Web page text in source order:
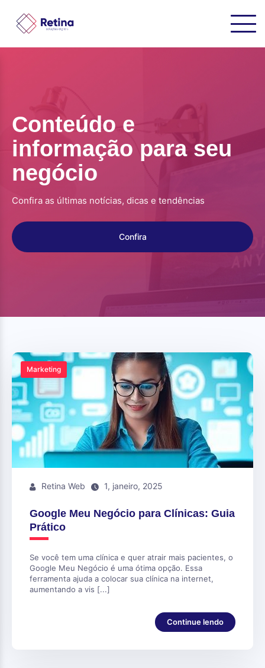
Conteúdo e
informação para seu
negócio
Confira as últimas notícias, dicas e tendências
Confira
Marketing
Retina Web 1, janeiro, 2025
Google Meu Negócio para Clínicas: Guia
Prático
Se você tem uma clínica e quer atrair mais pacientes, o
Google Meu Negócio é uma ótima opção. Essa
ferramenta ajuda a colocar sua clínica na internet,
aumentando a vis [...]
Continue lendo